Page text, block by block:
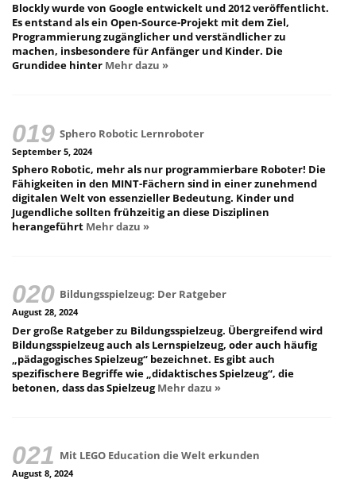
Blockly wurde von Google entwickelt und 2012 veröffentlicht.
Es entstand als ein Open-Source-Projekt mit dem Ziel,
Programmierung zugänglicher und verständlicher zu
machen, insbesondere für Anfänger und Kinder. Die
Grundidee hinter Mehr dazu »
Sphero Robotic Lernroboter
September 5, 2024
Sphero Robotic, mehr als nur programmierbare Roboter! Die
Fähigkeiten in den MINT-Fächern sind in einer zunehmend
digitalen Welt von essenzieller Bedeutung. Kinder und
Jugendliche sollten frühzeitig an diese Disziplinen
herangeführt Mehr dazu »
Bildungsspielzeug: Der Ratgeber
August 28, 2024
Der große Ratgeber zu Bildungsspielzeug. Übergreifend wird
Bildungsspielzeug auch als Lernspielzeug, oder auch häufig
„pädagogisches Spielzeug“ bezeichnet. Es gibt auch
spezifischere Begriffe wie „didaktisches Spielzeug“, die
betonen, dass das SpielzeugMehr dazu »
Mit LEGO Education die Welt erkunden
August 8, 2024